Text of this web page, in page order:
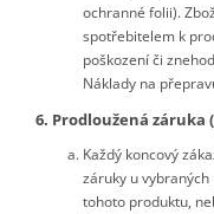
ochranné folii).
spotřebitelem k
poškození či
Náklady na
6. Prodloužená záruka
Každý koncový
záruky u
tohoto produktu,